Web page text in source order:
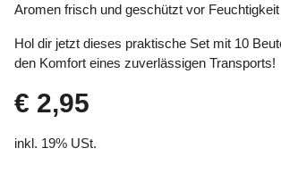
Aromen frisch und geschützt vor
Hol dir jetzt dieses praktische Set mit 10
den Komfort eines zuverlässigen Transports!
€ 2,95
inkl. 19% USt.